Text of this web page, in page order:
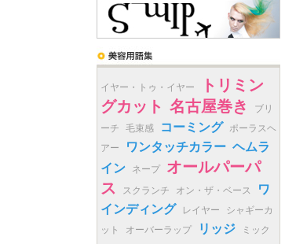
イヤー・トゥ・イヤー
トリミン
グカット 名古屋巻き
ブリ
ーチ
毛束感 コーミング
ポーラスヘ
アー
ワンタッチカラー ヘムラ
イン
ネープ
オールパーパ
ス
スクランチ オン・ザ・ベース
ワ
インディング
レイヤー
シャギーカ
ット
オーバーラップ リッジ
ミック